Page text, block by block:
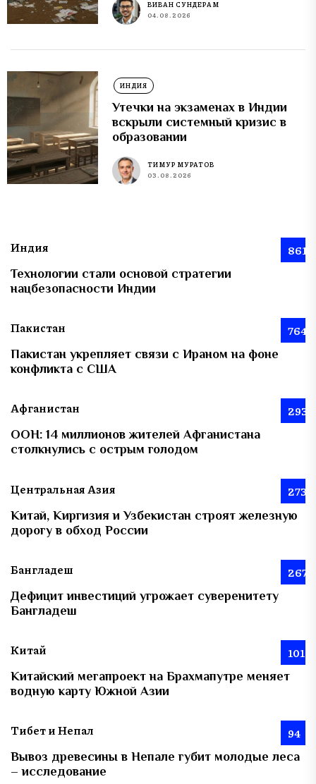
ВИВАН СУНДЕРАМ
04.08.2026
ИНДИЯ
Утечки на экзаменах в Индии
вскрыли системный кризис в
образовании
ТИМУР МУРАТОВ
03.08.2026
Индия 861
Технологии стали основой стратегии
нацбезопасности Индии
Пакистан 764
Пакистан укрепляет связи с Ираном на фоне
конфликта с США
Афганистан 293
ООН: 14 миллионов жителей Афганистана
столкнулись с острым голодом
Центральная Азия 273
Китай, Киргизия и Узбекистан строят железную
дорогу в обход России
Бангладеш 267
Дефицит инвестиций угрожает суверенитету
Бангладеш
Китай 101
Китайский мегапроект на Брахмапутре меняет
водную карту Южной Азии
Тибет и Непал 94
Вывоз древесины в Непале губит молодые леса
– исследование